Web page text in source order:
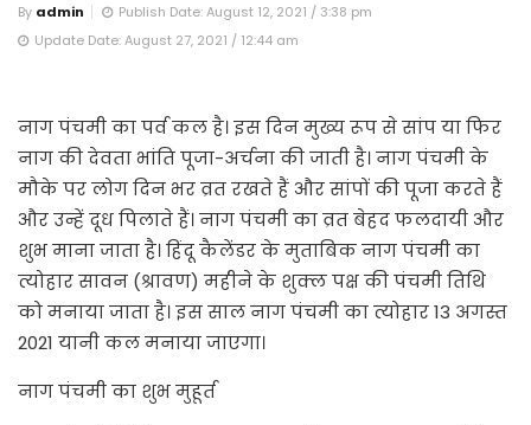
By admin
Publish Date: August 12, 2021 / 3:38 pm
Update Date: August 27, 2021 / 12:44 am
नाग पंचमी का पर्व कल है। इस दिन मुख्य रूप से सांप या फिर
नाग की देवता भांति पूजा-अर्चना की जाती है। नाग पंचमी के
मौके पर लोग दिन भर व्रत रखते हैं और सांपों की पूजा करते हैं
और उन्हें दूध पिलाते हैं। नाग पंचमी का व्रत बेहद फलदायी और
शुभ माना जाता है। हिंदू कैलेंडर के मुताबिक नाग पंचमी का
त्योहार सावन (श्रावण) महीने के शुक्ल पक्ष की पंचमी तिथि
को मनाया जाता है। इस साल नाग पंचमी का त्योहार 13 अगस्त
2021 यानी कल मनाया जाएगा।
नाग पंचमी का शुभ मुहूर्त